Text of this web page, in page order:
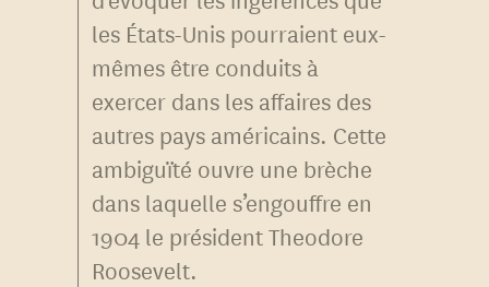
les États-Unis pourraient eux-
mêmes être conduits à
exercer dans les affaires des
autres pays américains. Cette
ambiguïté ouvre une brèche
dans laquelle s’engouffre en
1904 le président Theodore
Roosevelt.